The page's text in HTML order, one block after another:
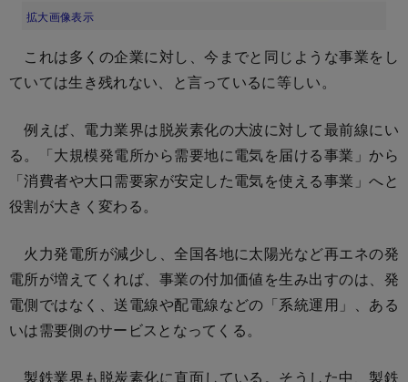
拡大画像表示
これは多くの企業に対し、今までと同じような事業をし
ていては生き残れない、と言っているに等しい。
例えば、電力業界は脱炭素化の大波に対して最前線にい
る。「大規模発電所から需要地に電気を届ける事業」から
「消費者や大口需要家が安定した電気を使える事業」へと
役割が大きく変わる。
火力発電所が減少し、全国各地に太陽光など再エネの発
電所が増えてくれば、事業の付加価値を生み出すのは、発
電側ではなく、送電線や配電線などの「系統運用」、ある
いは需要側のサービスとなってくる。
製鉄業界も脱炭素化に直面している。そうした中、製鉄